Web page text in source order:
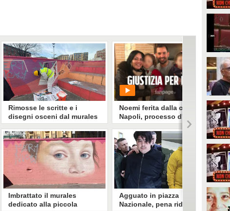
Rimosse le scritte e i
disegni osceni dal murales
dedicato a Noemi, bimba
ferita in un agguato
La Napoliservizi ha provveduto a
ricoprire scritte e disegni osceni
che hanno imbrattato il murales
dedicato a Noemi, la bimba ferita
in un agguato in piazza
Nazionale a Napoli.
Imbrattato il murales
dedicato alla piccola
Noemi ferita dalla camorra a
Napoli, processo d'appello.
La famiglia: "Finalmente
giustizia è fatta"
PLAY
196553 • diGaia Martignetti
Agguato in piazza
Nazionale, pena ridotta per